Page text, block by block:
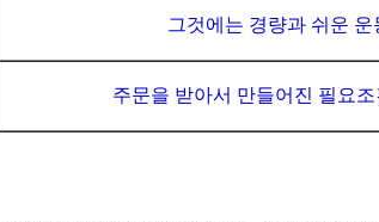
그것에는 경량과 쉬운
주문을 받아서 만들어진 필요